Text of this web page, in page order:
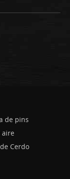
de pins
aire
Cerdo